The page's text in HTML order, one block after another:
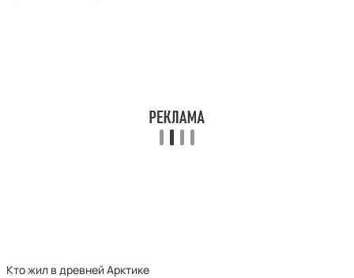
Кто жил в древней Арктике